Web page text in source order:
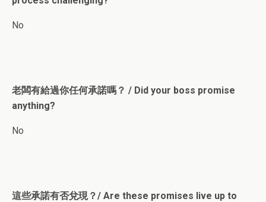
No
老闆有給過你任何承諾嗎？ / Did your boss promise
anything?
No
這些承諾有否兌現？/ Are these promises live up to